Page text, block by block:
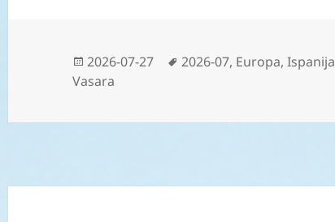
Paskelbta
2026-07-27 Žymos
2026-07, Europa,Ispanija
Vasara